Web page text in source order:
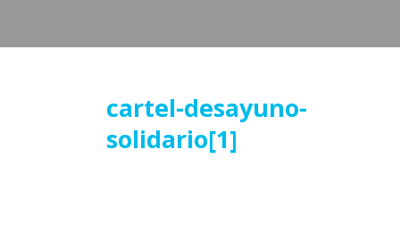
cartel-desayuno-
solidario[1]